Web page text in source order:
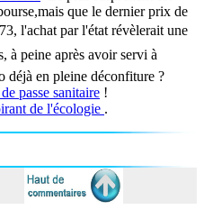
que le dernier prix de
l'achat par l'état révèlerait une
à peine après avoir servi à
déjà en pleine déconfiture ?
passe sanitaire !
de l'écologie .